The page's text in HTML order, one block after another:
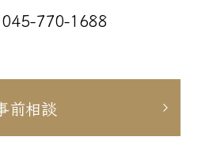
770-1688
前相談